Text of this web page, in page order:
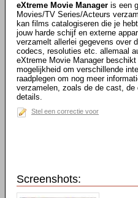
eXtreme Movie Manager is een
Movies/TV Series/Acteurs
kan films catalogiseren die je
jouw harde schijf en externe
verzamelt allerlei gegevens over
codecs, resoluties etc. allemaal
eXtreme Movie Manager
mogelijkheid om verschillende
raadplegen om nog meer
verzamelen, zoals de de cast, de
details.
Stel een correctie voor
Screenshots: